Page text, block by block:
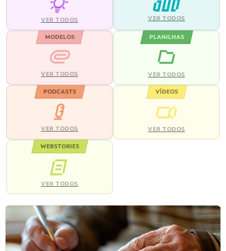
VER TODOS VER TODOS
MODELOS
VER TODOS
PLANILHAS
VER TODOS
PODCASTS
VER TODOS
VÍDEOS
VER TODOS
WEBSTORIES
VER TODOS